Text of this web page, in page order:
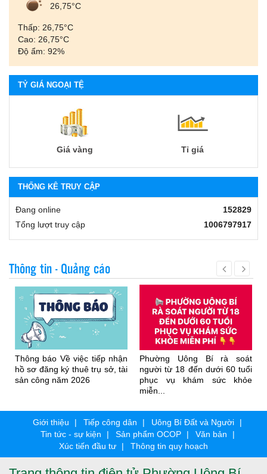
26,75°С
Thấp: 26,75°С
Cao: 26,75°С
Độ ẩm: 92%
TỶ GIÁ NGOẠI TỆ
Giá vàng Tỉ giá
THỐNG KÊ TRUY CẬP
Đang online
152829
Tổng lượt truy cập
1006797917
Thông tin - Quảng cáo
Thông báo Về việc tiếp nhận
hồ sơ đăng ký thuê trụ sở, tài
sản công năm 2026
Phường Uông Bí rà soát
người từ 18 đến dưới 60 tuổi
phục vụ khám sức khỏe
miễn...
Giới thiệu Tiếp công dân
Uông Bí Đất và Người
Tin tức - sự kiện
Sản phẩm OCOP
Văn bản
Xúc tiến đầu tư
Thông tin quy hoạch